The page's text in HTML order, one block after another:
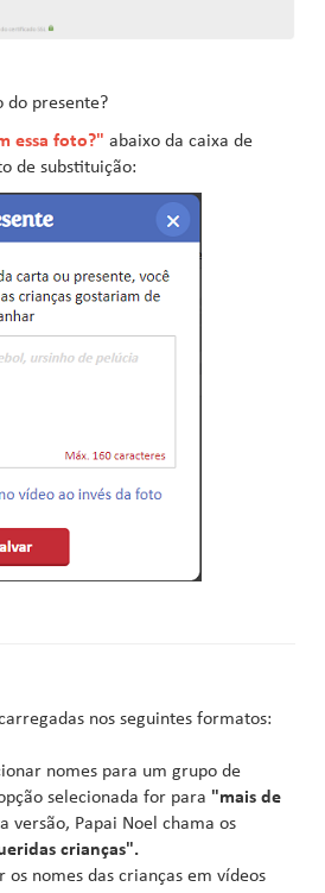
do presente?
essa foto?" abaixo da caixa de
de substituição:
nos seguintes formatos:
nomes para um grupo de
selecionada for para "mais de
versão, Papai Noel chama os
crianças".
os nomes das crianças em vídeos